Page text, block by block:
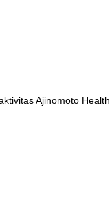
Ajinomoto Health